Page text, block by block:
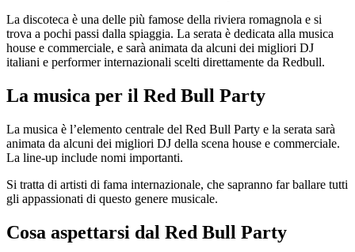
La discoteca è una delle più famose della riviera romagnola e si
trova a pochi passi dalla spiaggia. La serata è dedicata alla musica
house e commerciale, e sarà animata da alcuni dei migliori DJ
italiani e performer internazionali scelti direttamente da Redbull.
La musica per il Red Bull Party
La musica è l’elemento centrale del Red Bull Party e la serata sarà
animata da alcuni dei migliori DJ della scena house e commerciale.
La line-up include nomi importanti.
Si tratta di artisti di fama internazionale, che sapranno far ballare tutti
gli appassionati di questo genere musicale.
Cosa aspettarsi dal Red Bull Party